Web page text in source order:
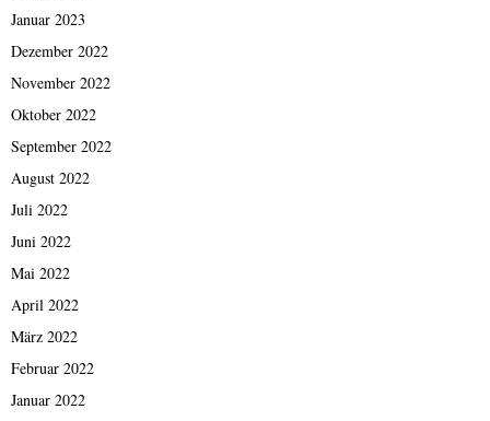
Januar 2023
Dezember 2022
November 2022
Oktober 2022
September 2022
August 2022
Juli 2022
Juni 2022
Mai 2022
April 2022
März 2022
Februar 2022
Januar 2022